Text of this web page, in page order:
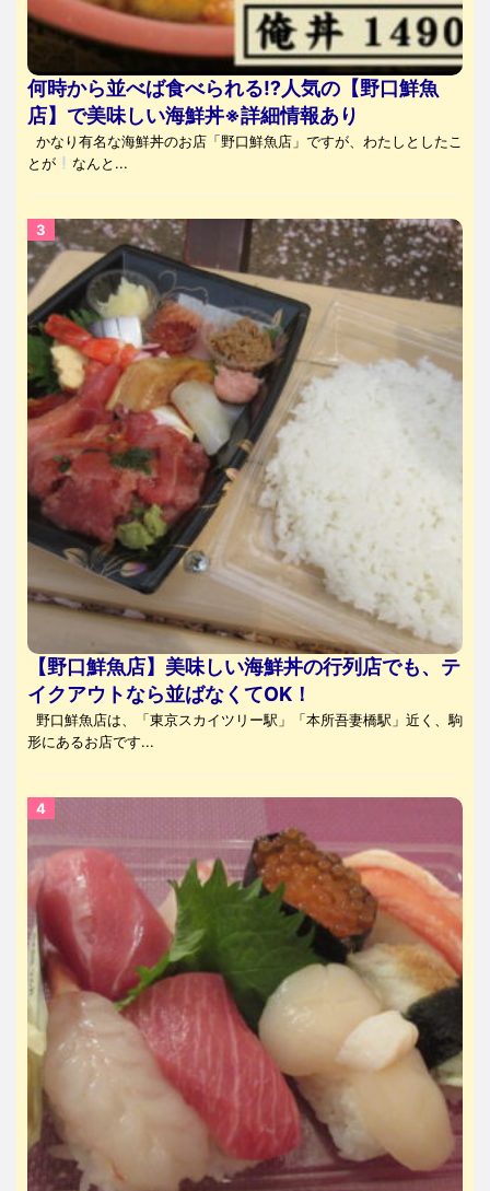
何時から並べば食べられる⁉人気の【野口鮮魚
店】で美味しい海鮮丼※詳細情報あり
かなり有名な海鮮丼のお店「野口鮮魚店」ですが、わたしとしたこ
とが
なんと...
【野口鮮魚店】美味しい海鮮丼の行列店でも、テ
イクアウトなら並ばなくてOK！
野口鮮魚店は、「東京スカイツリー駅」「本所吾妻橋駅」近く、駒
形にあるお店です...